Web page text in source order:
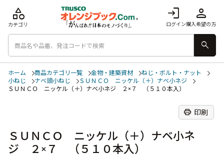
login
ログイン
person
購入希望の方
category
カテゴリ
search
ホーム 商品カテゴリ一覧 金物・建築資材
ねじ・ボルト・ナット
小ねじ
ナベ頭小ねじ
ＳＵＮＣＯ ニッケル（＋）ナベ小ネジ
ＳＵＮＣＯ ニッケル（＋）ナベ小ネジ ２×７ （５１０本入）
print 印刷
ＳＵＮＣＯ ニッケル（＋）ナベ小ネ
ジ ２×７ （５１０本入）